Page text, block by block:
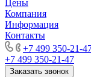
Цены
Компания
Информация
Контакты
+7 499 350-21-
+7 499 350-21-47
Заказать звонок